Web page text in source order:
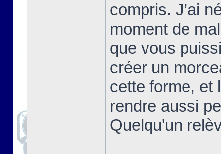
compris. J’ai
moment de
que vous
créer un
cette forme, et
rendre aussi
Quelqu'un